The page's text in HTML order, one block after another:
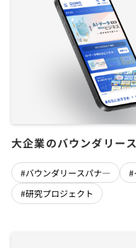
大企業のバウンダリー
#バウンダリースパナ―
#
#研究プロジェクト